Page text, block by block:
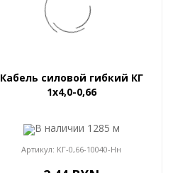
Кабель силовой гибкий КГ
1x4,0-0,66
В наличии 1285 м
Артикул: КГ-0,66-10040-Нн